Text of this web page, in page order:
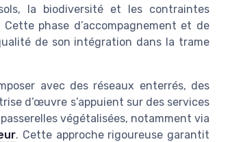
la biodiversité et les contraintes
phase d’accompagnement et de
de son intégration dans la trame
avec des réseaux enterrés, des
d’œuvre s’appuient sur des services
végétalisées, notamment via
. Cette approche rigoureuse garantit